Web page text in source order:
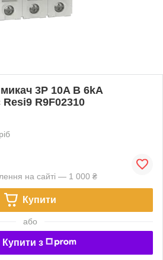
3P 10A B 6kA
R9F02310
на сайті — 1 000 ₴
Купити
або
Купити з